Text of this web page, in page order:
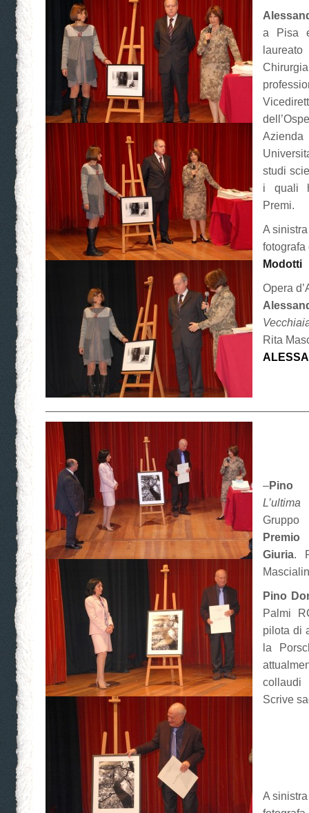
a Pisa
studi
i quali
Premi.
A
fotografa
Modotti
Opera
Rita
–Pino
Giuria.
Pino
Palmi
pilota di
la
collaudi
Scrive
A